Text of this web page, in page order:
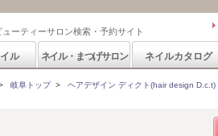
ーティーサロン検索・予約サイト
ル ネイル・まつげサロン ネイルカタログ
岐阜トップ> ヘアデザイン ディクト(hair design D.c.t)